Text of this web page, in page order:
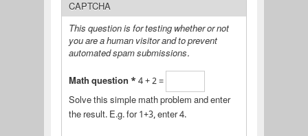
CAPTCHA
This question is for testing whether or not
you are a human visitor and to prevent
automated spam submissions.
Math question * 4 + 2 =
Solve this simple math problem and enter
the result. E.g. for 1+3, enter 4.